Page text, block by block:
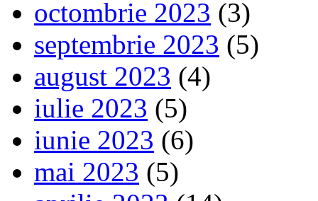
octombrie 2023 (3)
septembrie 2023 (5)
august 2023 (4)
iulie 2023 (5)
iunie 2023 (6)
mai 2023 (5)